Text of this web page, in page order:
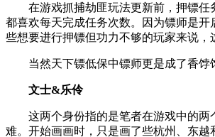
在游戏抓捕劫匪玩法更新前，押镖
都喜欢每天完成任务次数。因为镖师是
些想要进行押镖但功力不够的玩家来说，
当然天下镖低保中镖师更是成了香
文士&乐伶
这两个身份指的是笔者在游戏中的
难。开始画画时，只是画了些杭州、东